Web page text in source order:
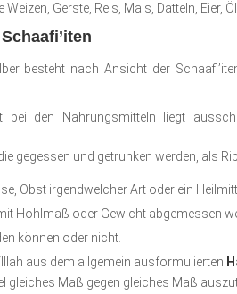
Gerste, Reis, Mais, Datteln, Eier,
besteht nach Ansicht der
bei den Nahrungsmitteln liegt
gegessen und getrunken werden, als
Obst irgendwelcher Art oder ein
Hohlmaß oder Gewicht abgemessen
können oder nicht.
aus dem allgemein ausformulierten H
gleiches Maß gegen gleiches Maß